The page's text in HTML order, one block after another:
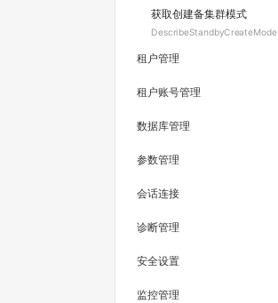
获取创建备集群模式
DescribeStandbyCreateMode
租户管理
租户账号管理
数据库管理
参数管理
会话连接
诊断管理
安全设置
监控管理